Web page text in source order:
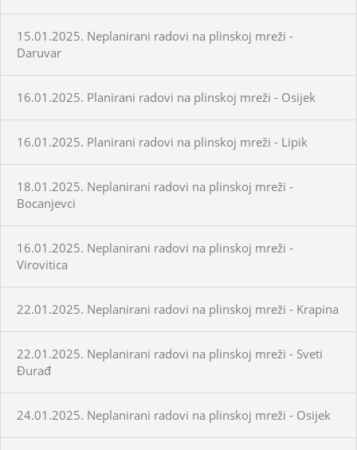
15.01.2025. Neplanirani radovi na plinskoj mreži -
Daruvar
16.01.2025. Planirani radovi na plinskoj mreži - Osijek
16.01.2025. Planirani radovi na plinskoj mreži - Lipik
18.01.2025. Neplanirani radovi na plinskoj mreži -
Bocanjevci
16.01.2025. Neplanirani radovi na plinskoj mreži -
Virovitica
22.01.2025. Neplanirani radovi na plinskoj mreži - Krapina
22.01.2025. Neplanirani radovi na plinskoj mreži - Sveti
Đurađ
24.01.2025. Neplanirani radovi na plinskoj mreži - Osijek